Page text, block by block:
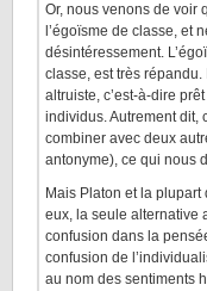
Or, nous venons de voir
l’égoïsme de classe, et
désintéressement.
classe, est très répandu.
altruiste, c’est-à-dire
individus. Autrement dit,
combiner avec deux
antonyme), ce qui nous
Mais Platon et la plupart
eux, la seule alternative
confusion dans la
confusion de
au nom des sentiments